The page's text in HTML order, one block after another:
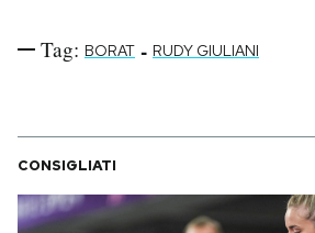
Tag: BORAT - RUDY GIULIANI
CONSIGLIATI